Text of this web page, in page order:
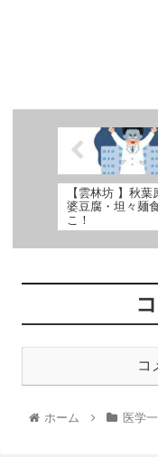
【雲林坊 】秋
婆豆腐・坦々麺
こ！
コ
ホーム 医学